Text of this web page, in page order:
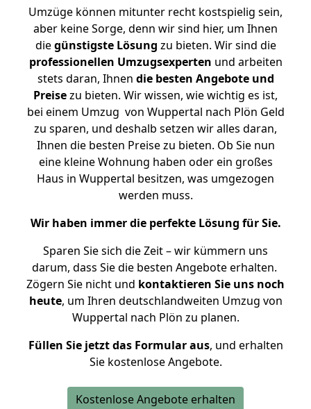
Umzüge können mitunter recht kostspielig sein,
aber keine Sorge, denn wir sind hier, um Ihnen
diegünstigste Lösung zu bieten. Wir sind die
professionellen Umzugsexperten und arbeiten
stets daran, Ihnen die besten Angebote und
Preisezu bieten. Wir wissen, wie wichtig es ist,
bei einem Umzug von Wuppertal nach Plön Geld
zu sparen, und deshalb setzen wir alles daran,
Ihnen die besten Preise zu bieten. Ob Sie nun
eine kleine Wohnung haben oder ein großes
Haus in Wuppertal besitzen, was umgezogen
werden muss.
Wir haben immer die perfekte Lösung für Sie.
Sparen Sie sich die Zeit – wir kümmern uns
darum, dass Sie die besten Angebote erhalten.
Zögern Sie nicht und kontaktieren Sie uns noch
heute, um Ihren deutschlandweiten Umzug von
Wuppertal nach Plön zu planen.
Füllen Sie jetzt das Formular aus, und erhalten
Sie kostenlose Angebote.
Kostenlose Angebote erhalten